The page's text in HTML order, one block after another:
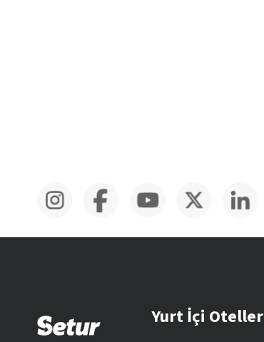
Yurt İçi Oteller